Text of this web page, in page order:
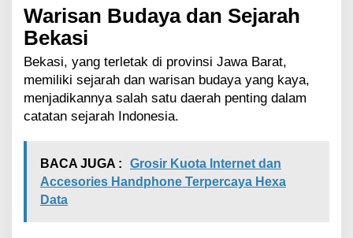
Warisan Budaya dan Sejarah
Bekasi
Bekasi, yang terletak di provinsi Jawa Barat,
memiliki sejarah dan warisan budaya yang kaya,
menjadikannya salah satu daerah penting dalam
catatan sejarah Indonesia.
BACA JUGA :
Grosir Kuota Internet dan
Accesories Handphone Terpercaya Hexa
Data